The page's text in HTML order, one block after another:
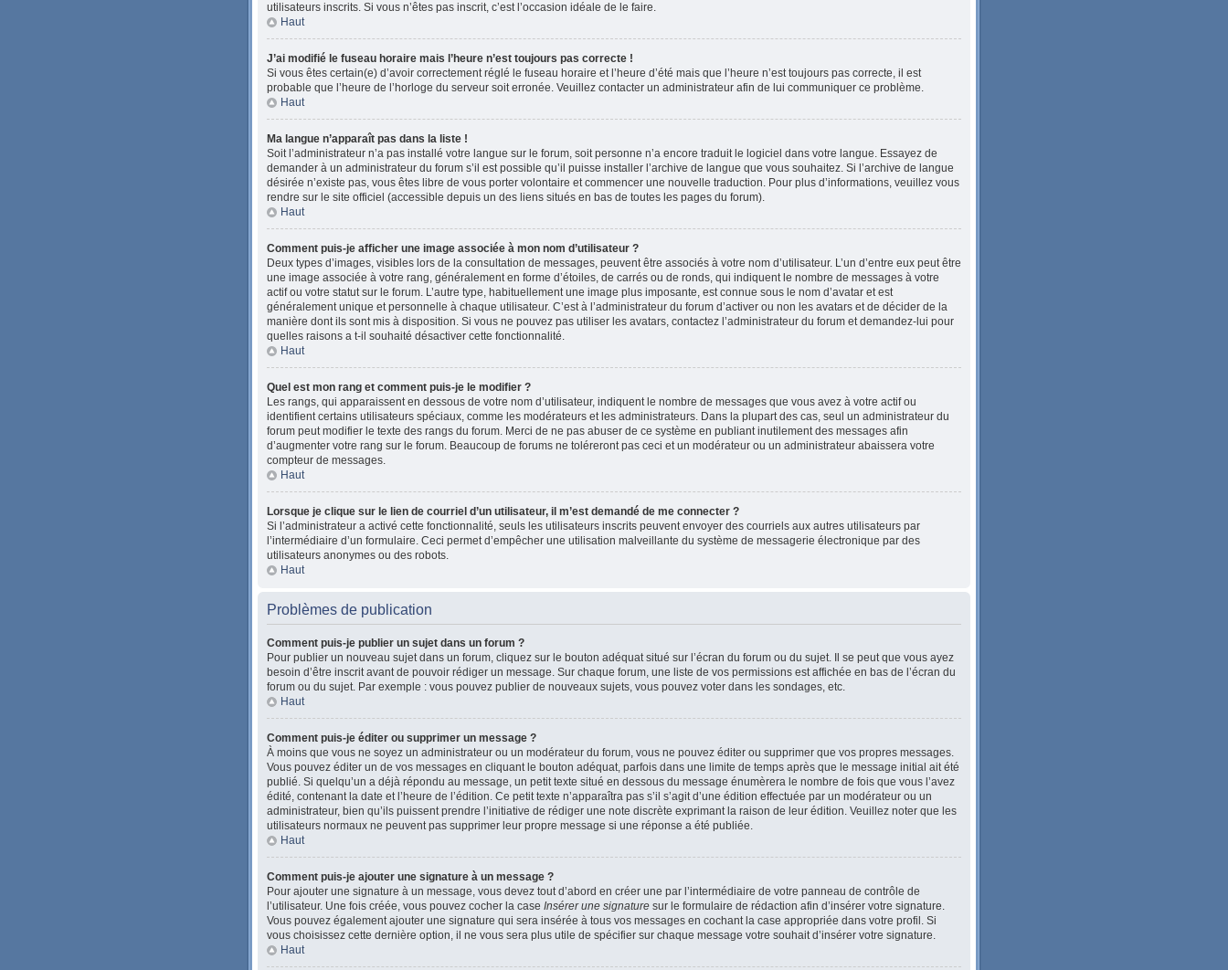
utilisateurs inscrits. Si vous n’êtes pas inscrit, c’est l’occasion idéale de le faire.
Haut
J’ai modifié le fuseau horaire mais l’heure n’est toujours pas correcte !
Si vous êtes certain(e) d’avoir correctement réglé le fuseau horaire et l’heure d’été mais que l’heure n’est toujours pas correcte, il est
probable que l’heure de l’horloge du serveur soit erronée. Veuillez contacter un administrateur afin de lui communiquer ce problème.
Haut
Ma langue n’apparaît pas dans la liste !
Soit l’administrateur n’a pas installé votre langue sur le forum, soit personne n’a encore traduit le logiciel dans votre langue. Essayez de
demander à un administrateur du forum s’il est possible qu’il puisse installer l’archive de langue que vous souhaitez. Si l’archive de langue
désirée n’existe pas, vous êtes libre de vous porter volontaire et commencer une nouvelle traduction. Pour plus d’informations, veuillez vous
rendre sur le site officiel (accessible depuis un des liens situés en bas de toutes les pages du forum).
Haut
Comment puis-je afficher une image associée à mon nom d’utilisateur ?
Deux types d’images, visibles lors de la consultation de messages, peuvent être associés à votre nom d’utilisateur. L’un d’entre eux peut être
une image associée à votre rang, généralement en forme d’étoiles, de carrés ou de ronds, qui indiquent le nombre de messages à votre
actif ou votre statut sur le forum. L’autre type, habituellement une image plus imposante, est connue sous le nom d’avatar et est
généralement unique et personnelle à chaque utilisateur. C’est à l’administrateur du forum d’activer ou non les avatars et de décider de la
manière dont ils sont mis à disposition. Si vous ne pouvez pas utiliser les avatars, contactez l’administrateur du forum et demandez-lui pour
quelles raisons a t-il souhaité désactiver cette fonctionnalité.
Haut
Quel est mon rang et comment puis-je le modifier ?
Les rangs, qui apparaissent en dessous de votre nom d’utilisateur, indiquent le nombre de messages que vous avez à votre actif ou
identifient certains utilisateurs spéciaux, comme les modérateurs et les administrateurs. Dans la plupart des cas, seul un administrateur du
forum peut modifier le texte des rangs du forum. Merci de ne pas abuser de ce système en publiant inutilement des messages afin
d’augmenter votre rang sur le forum. Beaucoup de forums ne toléreront pas ceci et un modérateur ou un administrateur abaissera votre
compteur de messages.
Haut
Lorsque je clique sur le lien de courriel d’un utilisateur, il m’est demandé de me connecter ?
Si l’administrateur a activé cette fonctionnalité, seuls les utilisateurs inscrits peuvent envoyer des courriels aux autres utilisateurs par
l’intermédiaire d’un formulaire. Ceci permet d’empêcher une utilisation malveillante du système de messagerie électronique par des
utilisateurs anonymes ou des robots.
Haut
Problèmes de publication
Comment puis-je publier un sujet dans un forum ?
Pour publier un nouveau sujet dans un forum, cliquez sur le bouton adéquat situé sur l’écran du forum ou du sujet. Il se peut que vous ayez
besoin d’être inscrit avant de pouvoir rédiger un message. Sur chaque forum, une liste de vos permissions est affichée en bas de l’écran du
forum ou du sujet. Par exemple : vous pouvez publier de nouveaux sujets, vous pouvez voter dans les sondages, etc.
Haut
Comment puis-je éditer ou supprimer un message ?
À moins que vous ne soyez un administrateur ou un modérateur du forum, vous ne pouvez éditer ou supprimer que vos propres messages.
Vous pouvez éditer un de vos messages en cliquant le bouton adéquat, parfois dans une limite de temps après que le message initial ait été
publié. Si quelqu’un a déjà répondu au message, un petit texte situé en dessous du message énumèrera le nombre de fois que vous l’avez
édité, contenant la date et l’heure de l’édition. Ce petit texte n’apparaîtra pas s’il s’agit d’une édition effectuée par un modérateur ou un
administrateur, bien qu’ils puissent prendre l’initiative de rédiger une note discrète exprimant la raison de leur édition. Veuillez noter que les
utilisateurs normaux ne peuvent pas supprimer leur propre message si une réponse a été publiée.
Haut
Comment puis-je ajouter une signature à un message ?
Pour ajouter une signature à un message, vous devez tout d’abord en créer une par l’intermédiaire de votre panneau de contrôle de
l’utilisateur. Une fois créée, vous pouvez cocher la case Insérer une signature sur le formulaire de rédaction afin d’insérer votre signature.
Vous pouvez également ajouter une signature qui sera insérée à tous vos messages en cochant la case appropriée dans votre profil. Si
vous choisissez cette dernière option, il ne vous sera plus utile de spécifier sur chaque message votre souhait d’insérer votre signature.
Haut